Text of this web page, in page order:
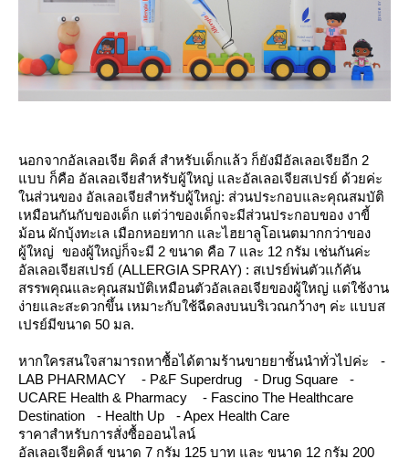
นอกจากอัลเลอเจีย คิดส์ สำหรับเด็กแล้ว ก็ยังมีอัลเลอเจียอีก 2
บบ ก็คือ อัลเลอเจียสำหรับผู้ใหญ่ และอัลเลอเจียสเปรย์ ด้วยค่ะ
นส่วนของ อัลเลอเจียสำหรับผู้ใหญ่: ส่วนประกอบและคุณสมบัติ
เหมือนกันกับของเด็ก แต่ว่าของเด็กจะมีส่วนประกอบของ งาขี้
ม้อน ผักบุ้งทะเล เมือกหอยทาก และไฮยาลูโอเนตมากกว่าของ
ผู้ใหญ่ ของผู้ใหญ่ก็จะมี 2 ขนาด คือ 7 และ 12 กรัม เช่นกันค่ะ
อัลเลอเจียสเปรย์ (ALLERGIA SPRAY) : สเปรย์พ่นตัวแก้คัน
สรรพคุณและคุณสมบัติเหมือนตัวอัลเลอเจียของผู้ใหญ่ แต่ใช้งาน
ง่ายและสะดวกขึ้น เหมาะกับใช้ฉีดลงบนบริเวณกว้างๆ ค่ะ แบบส
เปรย์มีขนาด 50 มล.
หากใครสนใจสามารถหาซื้อได้ตามร้านขายยาชั้นนำทั่วไปค่ะ -
LAB PHARMACY - P&F Superdrug - Drug Square -
UCARE Health & Pharmacy - Fascino The Healthcare
Destination - Health Up - Apex Health Care
ราคาสำหรับการสั่งซื้อออนไลน์
อัลเลอเจียคิดส์ ขนาด 7 กรัม 125 บาท และ ขนาด 12 กรัม 200